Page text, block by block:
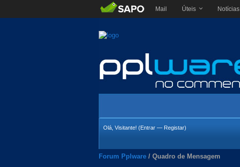
Mail Úteis Notícias
Olá, Visitante! (Entrar — Registar)
Forum Pplware / Quadro de Mensagem